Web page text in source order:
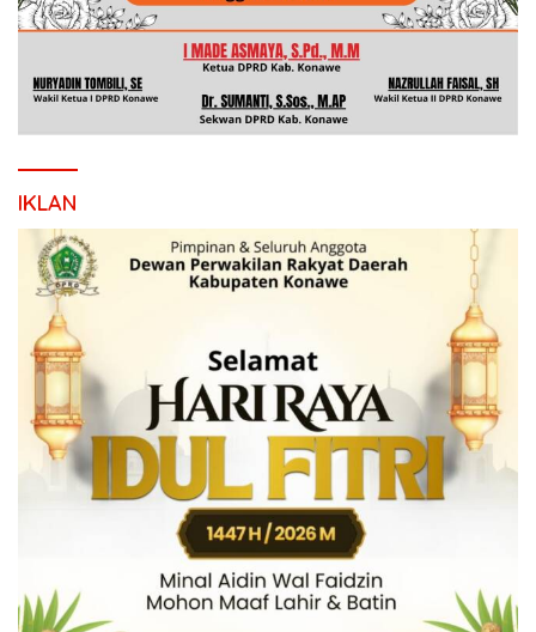
IKLAN